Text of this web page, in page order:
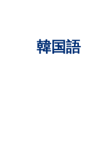
韓国語